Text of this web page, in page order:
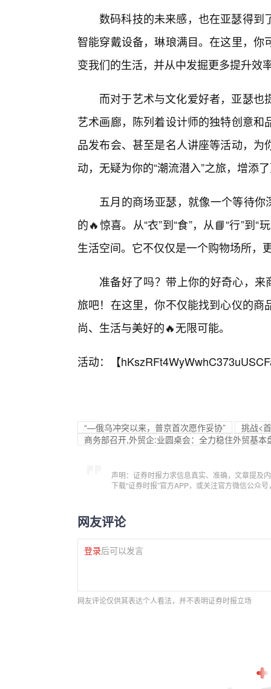
数码科技的未来感，也在亚瑟得到
智能穿戴设备，琳琅满目。在这里，
变我们的生活，并从中发掘更多提升效
而对于艺术与文化爱好者，亚瑟
艺术画廊，陈列着设计师的独特创意
品发布会、甚至是名人讲座等活动，
动，无疑为你的“潮流潜入”之旅，增添
五月的商场亚瑟，就像一个等待你
的🔥惊喜。从“衣”到“食”，从📘“行”到
生活空间。它不仅仅是一个购物场所，
准备好了吗？带上你的好奇心，来
旅吧！在这里，你不仅能找到心仪的
尚、生活与美好的🔥无限可能。
活动：【
“—俄乌冲突以来，普京首次愿作妥协”
挑战<
商务部召开,外贸企:业圆桌会：全力稳住外贸基本
声明：证券时报力求信息真实、准确，文章提及
下载“证券时报”官方APP，或关注官方微信公众
网友评论
登录后可以发言
网友评论仅供其表达个人看法，并不表明证券时报立场